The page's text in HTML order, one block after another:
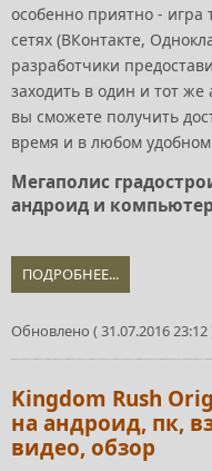
особенно приятно -
сетях (ВКонтакте,
разработчики
заходить в один и тот же
вы сможете получить
время и в любом удобном
Мегаполис
андроид и компьютер
ПОДРОБНЕЕ...
Обновлено ( 31.07.2016 23:12
Kingdom Rush
на андроид, пк,
видео, обзор